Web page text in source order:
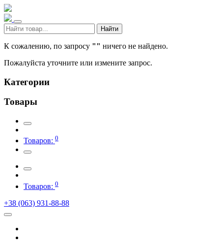
Найти
К сожалению, по запросу "" ничего не найдено.
Пожалуйста уточните или измените запрос.
Категории
Товары
Товаров: 0
Товаров: 0
+38 (063) 931-88-88